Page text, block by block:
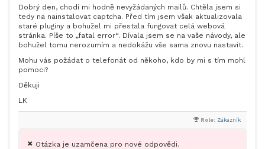
Dobrý den, chodí mi hodně nevyžádaných mailů. Chtěla jsem si
tedy na nainstalovat captcha. Před tím jsem však aktualizovala
staré pluginy a bohužel mi přestala fungovat celá webová
stránka. Píše to „fatal error“. Dívala jsem se na vaše návody, ale
bohužel tomu nerozumím a nedokážu vše sama znovu nastavit.
Mohu vás požádat o telefonát od někoho, kdo by mi s tím mohl
pomoci?
Děkuji
LK
Role: Zákazník
Otázka je uzamčena pro nové odpovědi.